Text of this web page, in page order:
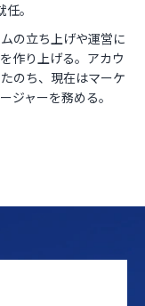
。
の立ち上げや運営に
作り上げる。アカウ
のち、現在はマーケ
ジャーを務める。